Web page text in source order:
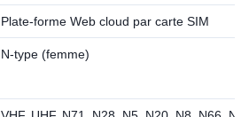
Plate-forme Web cloud par carte SIM
N-type (femme)